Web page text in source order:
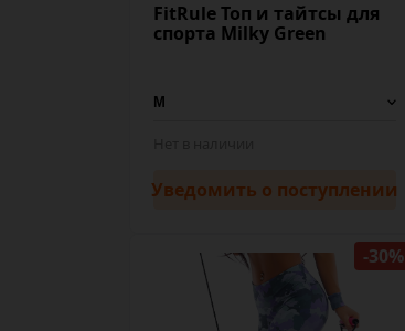
FitRule Топ и тайтсы для
спорта Milky Green
Уведомить о поступлении
-30%